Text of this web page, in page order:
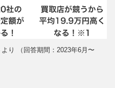
り （回答期間：2023年6月〜